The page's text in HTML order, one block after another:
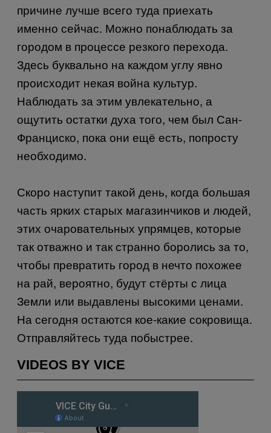
причине лучше всего туда приехать
именно сейчас. Можно понаблюдать за
городом в процессе резкого перехода.
Здесь буквально на каждом углу явно
происходит некая война культур.
Наблюдать за этим увлекательно, а
ощутить остатки духа того, чем был Сан-
Франциско, пока они ещё есть, попросту
необходимо.
Скоро наступит такой день, когда большая
часть ярких старых магазинчиков и людей,
этих очаровательных упрямцев, которые
так отважно и так странно боролись за то,
чтобы превратить город в нечто похожее
на рай, вероятно, будут стёрты с лица
Земли или выдавлены высокими ценами.
На сегодня остаются кое-какие сокровища.
Отправляйтесь туда побыстрее.
VIDEOS BY VICE